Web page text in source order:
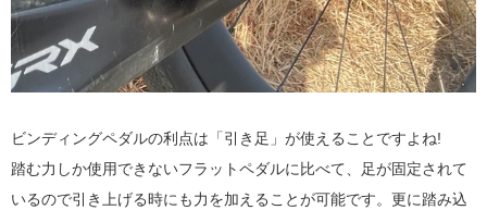
ビンディングペダルの利点は「引き足」が使えることですよね!
踏む力しか使用できないフラットペダルに比べて、足が固定されて
いるので引き上げる時にも力を加えることが可能です。更に踏み込